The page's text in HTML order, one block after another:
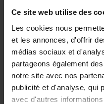
Ce site web utilise des
Les cookies nous
et les annonces, d'offrir
médias sociaux et
partageons également
notre site avec nos
publicité et d'analyse, qui
avec d'autres
À propos de Sacha
Service clientèle
Livraison